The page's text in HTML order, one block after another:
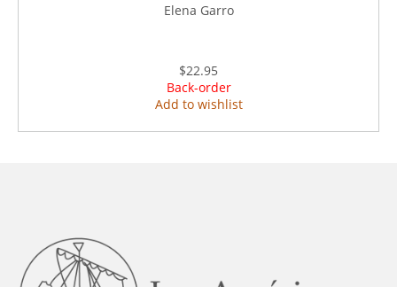
Elena Garro
$22.95
Back-order
Add to wishlist